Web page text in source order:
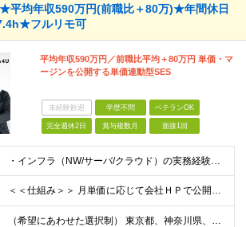
平均年収590万円(前職比＋80万)★年間休日
フルリモ可
平均年収590万円／前職比平均＋80万円 単価・マ
ージンを公開する単価連動型SES
未経験歓迎 学歴不問 ベテランOK
完全週休2日 賞与複数月 面接1回
・インフラ（NW/サーバ/クラウド）の実務経験をお持ちの方（目安：1年以上は全員面接確定） ・インフラに興味がある未経験の方 ・学歴不問 ■ こんな方を歓迎します ・IaC（Terraform等）
＜＜仕組み＞＞ 月単価に応じて会社ＨＰで公開しているテーブルにもとづき毎月決定されます！ https://www.tech4u.dev/payroll ＜＜実績＞＞ 平均年収実績：590万円 ＜＜
（希望にあわせた選択制） 東京都、神奈川県、埼玉県、千葉県、大阪府、兵庫県、京都府、愛知県、福岡県の各プロジェクト先 ・フル／ハイブリッドリモート案件あり ・転勤なし ・U・Iターンも歓迎＆支援可能